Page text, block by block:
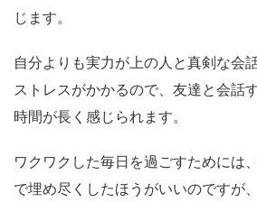
じます。
自分よりも実力が上の人と真剣な会
ストレスがかかるので、友達と会話
時間が長く感じられます。
ワクワクした毎日を過ごすためには、
で埋め尽くしたほうがいいのですが